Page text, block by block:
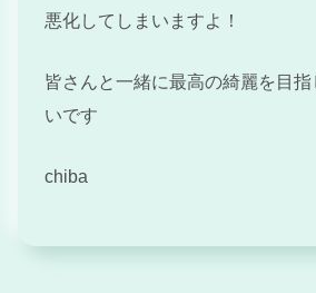
悪化してしまいますよ！
皆さんと一緒に最高の綺麗を目
いです
chiba